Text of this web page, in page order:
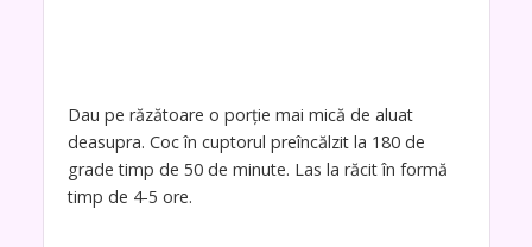
Dau pe răzătoare o porție mai mică de aluat
deasupra. Coc în cuptorul preîncălzit la 180 de
grade timp de 50 de minute. Las la răcit în formă
timp de 4-5 ore.